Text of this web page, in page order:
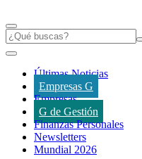
Últimas Noticias
Empresas G
Empresas
G de Gestión
Finanzas Personales
Newsletters
Mundial 2026